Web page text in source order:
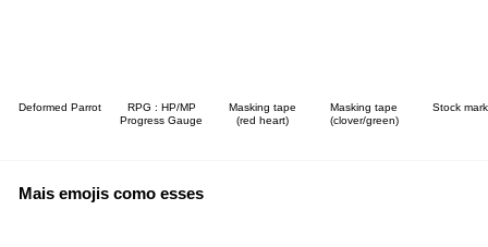
Deformed Parrot
RPG : HP/MP
Progress Gauge
Masking tape
(red heart)
Masking tape
(clover/green)
Stock
Mais emojis como esses